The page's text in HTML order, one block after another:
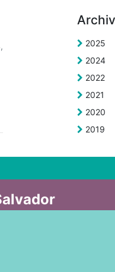
2025
2024
2022
2021
2020
2019